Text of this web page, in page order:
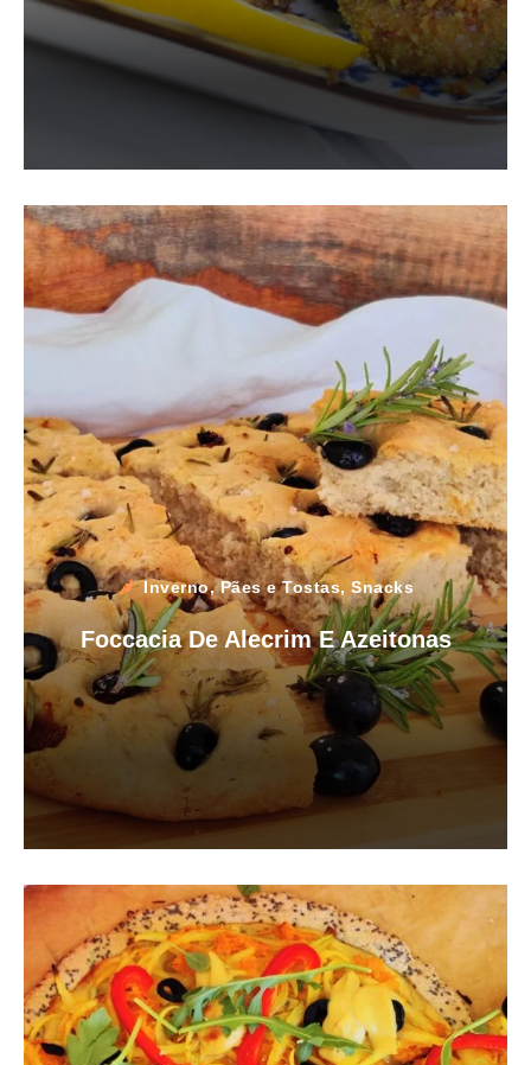
Inverno,Pães e Tostas,Snacks
Foccacia De Alecrim E Azeitonas